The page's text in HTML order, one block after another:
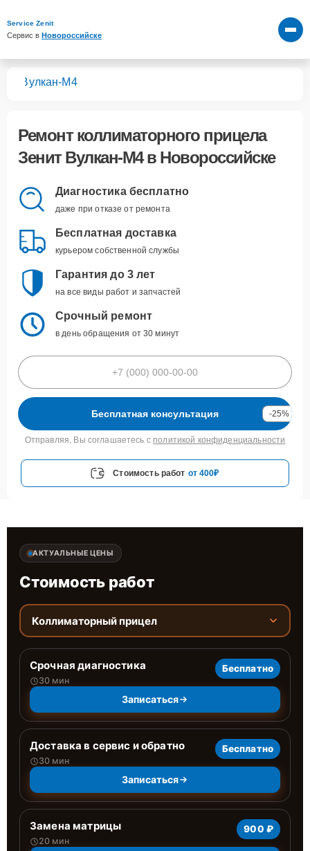
Service Zenit
Сервис в Новороссийске
Вулкан-М4
Ремонт коллиматорного прицела
Зенит Вулкан-М4в Новороссийске
Диагностика бесплатно
даже при отказе от ремонта
Бесплатная доставка
курьером собственной службы
Гарантия до 3 лет
на все виды работ и запчастей
Срочный ремонт
в день обращения от 30 минут
Бесплатная консультация -25%
Отправляя, Вы соглашаетесь с политикой конфиденциальности
Стоимость работ от 400₽
АКТУАЛЬНЫЕ ЦЕНЫ
Стоимость работ
Коллиматорный прицел
Срочная диагностика
30 мин
Бесплатно
Записаться
Доставка в сервис и обратно
30 мин
Бесплатно
Записаться
Замена матрицы
20 мин
900 ₽